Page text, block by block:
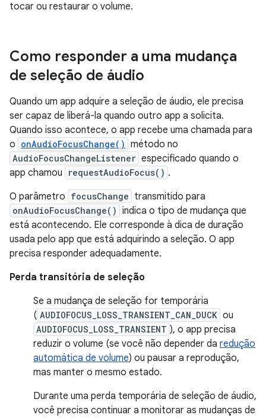
tocar ou restaurar o volume.
Como responder a uma mudança
de seleção de áudio
Quando um app adquire a seleção de áudio, ele precisa
ser capaz de liberá-la quando outro app a solicita.
Quando isso acontece, o app recebe uma chamada para
o onAudioFocusChange() método no
AudioFocusChangeListener especificado quando o
app chamou
requestAudioFocus() .
O parâmetro focusChange transmitido para
onAudioFocusChange() indica o tipo de mudança que
está acontecendo. Ele corresponde à dica de duração
usada pelo app que está adquirindo a seleção. O app
precisa responder adequadamente.
Perda transitória de seleção
Se a mudança de seleção for temporária
( AUDIOFOCUS_LOSS_TRANSIENT_CAN_DUCK ou
AUDIOFOCUS_LOSS_TRANSIENT ), o app precisa
reduzir o volume (se você não depender da redução
automática de volume) ou pausar a reprodução,
mas manter o mesmo estado.
Durante uma perda temporária de seleção de áudio,
você precisa continuar a monitorar as mudanças de